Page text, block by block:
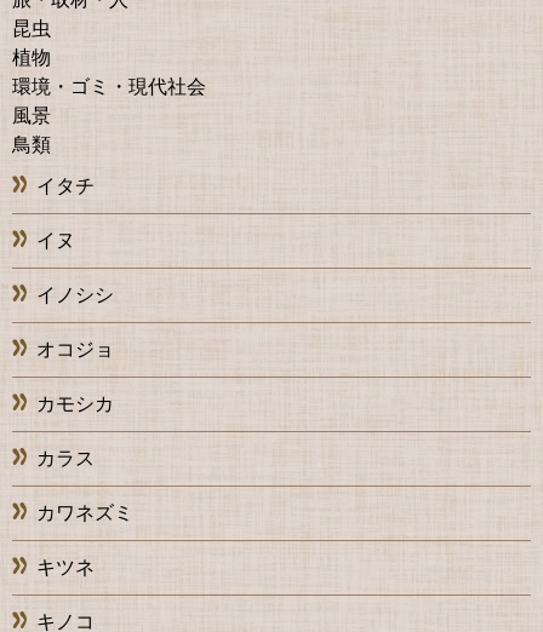
昆虫
植物
環境・ゴミ・現代社会
風景
鳥類
イタチ
イヌ
イノシシ
オコジョ
カモシカ
カラス
カワネズミ
キツネ
キノコ